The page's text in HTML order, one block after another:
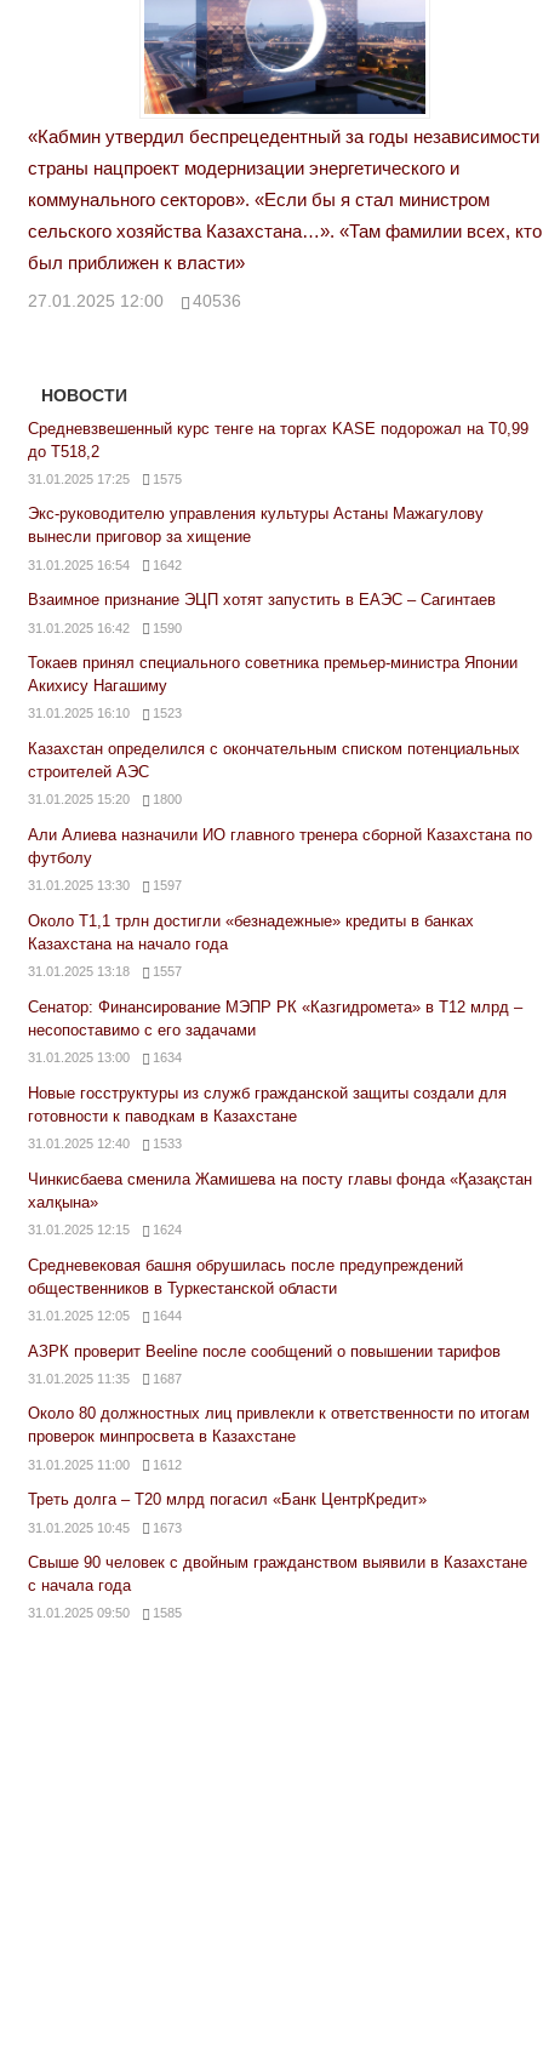
«Кабмин утвердил беспрецедентный за годы независимости
страны нацпроект модернизации энергетического и
коммунального секторов». «Если бы я стал министром
сельского хозяйства Казахстана…». «Там фамилии всех, кто
был приближен к власти»
27.01.2025 12:00 40536
НОВОСТИ
Средневзвешенный курс тенге на торгах KASE подорожал на Т0,99
до Т518,2
31.01.2025 17:25 1575
Экс-руководителю управления культуры Астаны Мажагулову
вынесли приговор за хищение
31.01.2025 16:54 1642
Взаимное признание ЭЦП хотят запустить в ЕАЭС – Сагинтаев
31.01.2025 16:42 1590
Токаев принял специального советника премьер-министра Японии
Акихису Нагашиму
31.01.2025 16:10 1523
Казахстан определился с окончательным списком потенциальных
строителей АЭС
31.01.2025 15:20 1800
Али Алиева назначили ИО главного тренера сборной Казахстана по
футболу
31.01.2025 13:30 1597
Около Т1,1 трлн достигли «безнадежные» кредиты в банках
Казахстана на начало года
31.01.2025 13:18 1557
Сенатор: Финансирование МЭПР РК «Казгидромета» в Т12 млрд –
несопоставимо с его задачами
31.01.2025 13:00 1634
Новые госструктуры из служб гражданской защиты создали для
готовности к паводкам в Казахстане
31.01.2025 12:40 1533
Чинкисбаева сменила Жамишева на посту главы фонда «Қазақстан
халқына»
31.01.2025 12:15 1624
Средневековая башня обрушилась после предупреждений
общественников в Туркестанской области
31.01.2025 12:05 1644
АЗРК проверит Beeline после сообщений о повышении тарифов
31.01.2025 11:35 1687
Около 80 должностных лиц привлекли к ответственности по итогам
проверок минпросвета в Казахстане
31.01.2025 11:00 1612
Треть долга – Т20 млрд погасил «Банк ЦентрКредит»
31.01.2025 10:45 1673
Свыше 90 человек с двойным гражданством выявили в Казахстане
с начала года
31.01.2025 09:50 1585